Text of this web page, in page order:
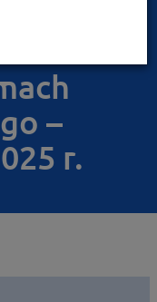
–
r.